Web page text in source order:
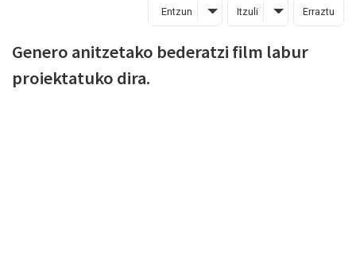
Entzun Itzuli Erraztu
Genero anitzetako bederatzi film labur
proiektatuko dira.